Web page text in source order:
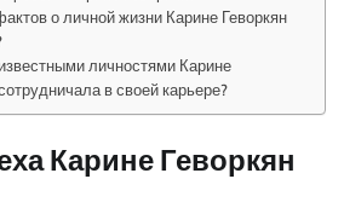
о личной жизни Карине Геворкян
личностями Карине
в своей карьере?
Карине Геворкян